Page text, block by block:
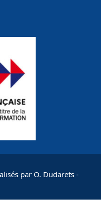
par O. Dudarets -